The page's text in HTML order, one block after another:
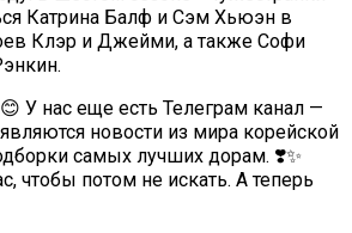
Катрина Балф и Сэм Хьюэн в
Клэр и Джейми, а также Софи
У нас еще есть Телеграм канал —
новости из мира корейской
самых лучших дорам. ❣️✨
чтобы потом не искать. А теперь